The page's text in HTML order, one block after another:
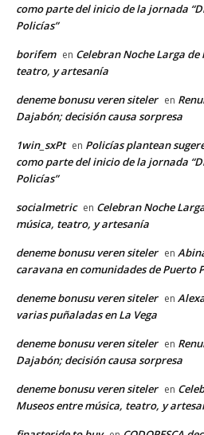
como parte del inicio de la jornada
Policías”
borifem en Celebran Noche Larga
teatro, y artesanía
deneme bonusu veren siteler en
Dajabón; decisión causa sorpresa
1win_sxPt en Policías plantean
como parte del inicio de la jornada
Policías”
socialmetric en Celebran Noche
música, teatro, y artesanía
deneme bonusu veren siteler en
caravana en comunidades de Puerto
deneme bonusu veren siteler en
varias puñaladas en La Vega
deneme bonusu veren siteler en
Dajabón; decisión causa sorpresa
deneme bonusu veren siteler en
Museos entre música, teatro, y